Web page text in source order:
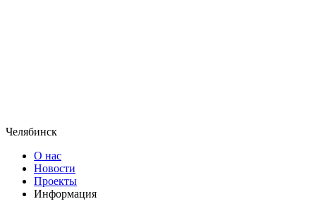
Челябинск
О нас
Новости
Проекты
Информация